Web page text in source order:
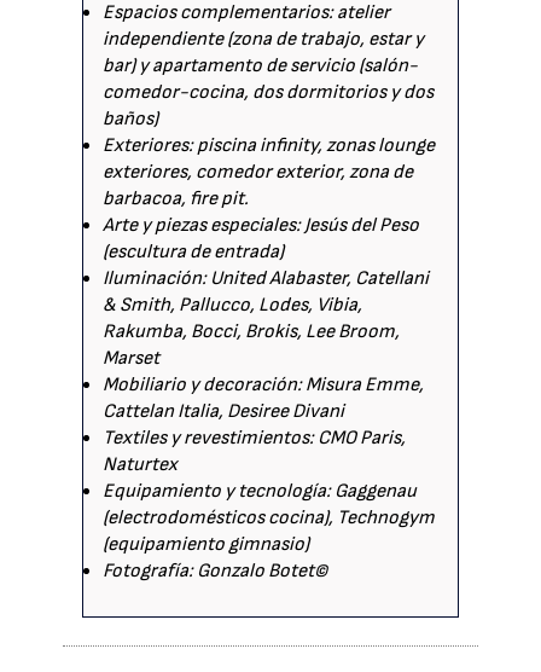
Espacios complementarios: atelier
independiente (zona de trabajo, estar y
bar) y apartamento de servicio (salón-
comedor-cocina, dos dormitorios y dos
baños)
Exteriores: piscina infinity, zonas lounge
exteriores, comedor exterior, zona de
barbacoa, fire pit.
Arte y piezas especiales: Jesús del Peso
(escultura de entrada)
Iluminación: United Alabaster, Catellani
& Smith, Pallucco, Lodes, Vibia,
Rakumba, Bocci, Brokis, Lee Broom,
Marset
Mobiliario y decoración: Misura Emme,
Cattelan Italia, Desiree Divani
Textiles y revestimientos: CMO Paris,
Naturtex
Equipamiento y tecnología: Gaggenau
(electrodomésticos cocina), Technogym
(equipamiento gimnasio)
Fotografía: Gonzalo Botet©